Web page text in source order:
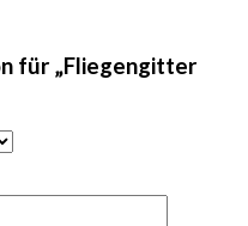
für „Fliegengitter